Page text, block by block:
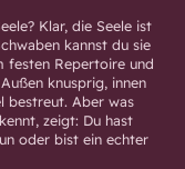
Klar, die Seele ist
kannst du sie
festen Repertoire und
knusprig, innen
bestreut. Aber was
zeigt: Du hast
oder bist ein echter